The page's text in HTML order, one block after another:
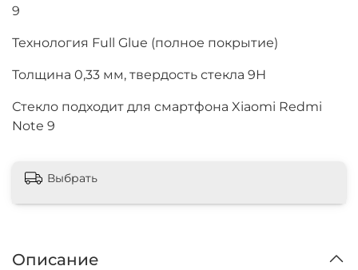
9
Технология Full Glue (полное покрытие)
Толщина 0,33 мм, твердость стекла 9Н
Стекло подходит для смартфона Xiaomi Redmi
Note 9
Выбрать
Описание